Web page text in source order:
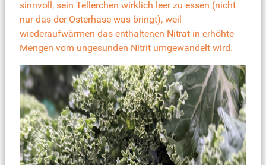
sinnvoll, sein Tellerchen wirklich leer zu essen (nicht
nur das der Osterhase was bringt), weil
wiederaufwärmen das enthaltenen Nitrat in erhöhte
Mengen vom ungesunden Nitrit umgewandelt wird.